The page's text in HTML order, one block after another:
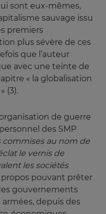
sont eux-mêmes,
sauvage issu
premiers
plus sévère de ces
que l’auteur
avec une teinte de
« la globalisation
(3).
de guerre
des SMP
commises au nom de
le vernis de
les sociétés
propos pouvant prêter
gouvernements
depuis des